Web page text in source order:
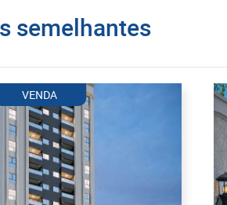
semelhantes
VENDA